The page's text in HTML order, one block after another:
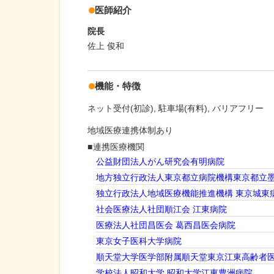
医師紹介
院長
佐上 俊和
機能・特徴
ネット受付(初診) 駐車場(有料) バリアフリー
地域医療連携体制あり
連携医療機関
公益財団法人がん研究会有明病院
地方独立行政法人東京都立病院機構東京都立
独立行政法人地域医療機能推進機構 東京城東
社会医療法人社団順江会 江東病院
医療法人社団昌医会 葛西昌医会病院
東京女子医科大学病院
順天堂大学医学部附属順天堂東京江東高齢者